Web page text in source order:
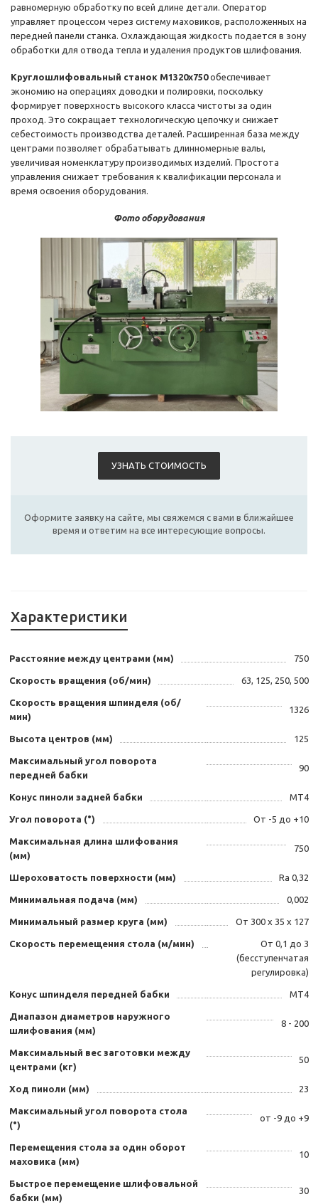
равномерную обработку по всей длине детали. Оператор
управляет процессом через систему маховиков, расположенных на
передней панели станка. Охлаждающая жидкость подается в зону
обработки для отвода тепла и удаления продуктов шлифования.
Круглошлифовальный станок М1320х750обеспечивает
экономию на операциях доводки и полировки, поскольку
формирует поверхность высокого класса чистоты за один
проход. Это сокращает технологическую цепочку и снижает
себестоимость производства деталей. Расширенная база между
центрами позволяет обрабатывать длинномерные валы,
увеличивая номенклатуру производимых изделий. Простота
управления снижает требования к квалификации персонала и
время освоения оборудования.
Фото оборудования
УЗНАТЬ СТОИМОСТЬ
Оформите заявку на сайте, мы свяжемся с вами в ближайшее
время и ответим на все интересующие вопросы.
Характеристики
Расстояние между центрами (мм) 750
Скорость вращения (об/мин) 63, 125, 250, 500
Скорость вращения шпинделя (об/
мин)
1326
Высота центров (мм) 125
Максимальный угол поворота
передней бабки
90
Конус пиноли задней бабки MT4
Угол поворота (°) От -5 до +10
Максимальная длина шлифования
(мм)
750
Шероховатость поверхности (мм) Ra 0,32
Минимальная подача (мм) 0,002
Минимальный размер круга (мм) От 300 х 35 х 127
Скорость перемещения стола (м/мин)
От 0,1 до 3
(бесступенчатая
регулировка)
Конус шпинделя передней бабки MT4
Диапазон диаметров наружного
шлифования (мм)
8 - 200
Максимальный вес заготовки между
центрами (кг)
50
Ход пиноли (мм) 23
Максимальный угол поворота стола
(°)
от -9 до +9
Перемещения стола за один оборот
маховика (мм)
10
Быстрое перемещение шлифовальной
бабки (мм)
30